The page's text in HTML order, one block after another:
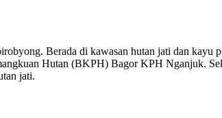
Berada di kawasan hutan jati dan kayu
Hutan (BKPH) Bagor KPH Nganjuk.
jati.